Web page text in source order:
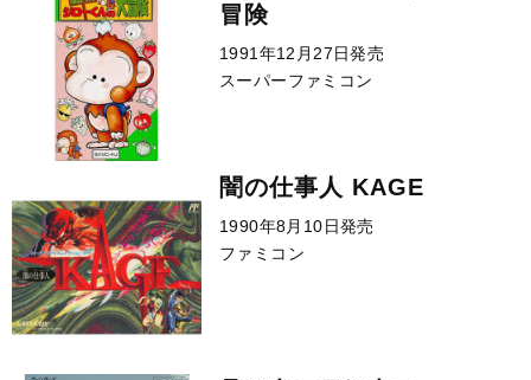
冒険
1991年12月27日発売
スーパーファミコン
闇の仕事人 KAGE
1990年8月10日発売
ファミコン